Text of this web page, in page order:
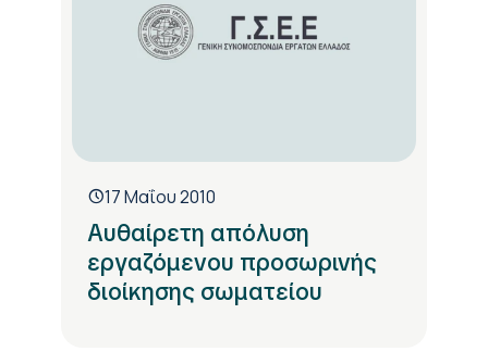
17 Μαΐου 2010
Αυθαίρετη απόλυση
εργαζόμενου προσωρινής
διοίκησης σωματείου